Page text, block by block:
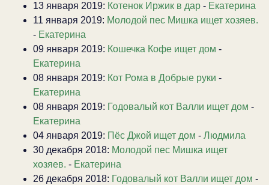
13 января 2019: Котенок Иржик в дар - Екатерина
11 января 2019: Молодой пес Мишка ищет хозяев.
- Екатерина
09 января 2019: Кошечка Кофе ищет дом -
Екатерина
08 января 2019: Кот Рома в Добрые руки -
Екатерина
08 января 2019: Годовалый кот Валли ищет дом -
Екатерина
04 января 2019: Пёс Джой ищет дом - Людмила
30 декабря 2018: Молодой пес Мишка ищет
хозяев. - Екатерина
26 декабря 2018: Годовалый кот Валли ищет дом -